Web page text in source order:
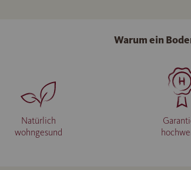
Warum ein
Natürlich
wohngesund